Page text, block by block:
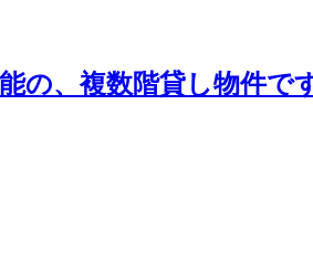
の、複数階貸し物件で